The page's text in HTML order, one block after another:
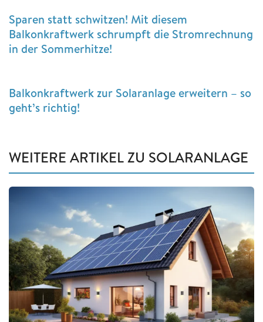
Sparen statt schwitzen! Mit diesem
Balkonkraftwerk schrumpft die Stromrechnung
in der Sommerhitze!
Balkonkraftwerk zur Solaranlage erweitern – so
geht’s richtig!
WEITERE ARTIKEL ZU SOLARANLAGE